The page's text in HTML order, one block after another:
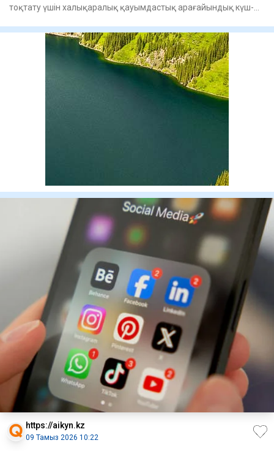
тоқтату үшін халықаралық қауымдастық арағайындық күш-
https://aikyn.kz
09 Тамыз 2026 10:22